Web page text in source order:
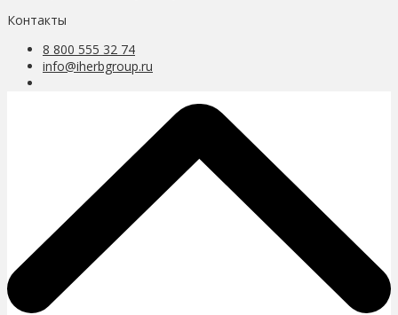
Контакты
8 800 555 32 74
info@iherbgroup.ru